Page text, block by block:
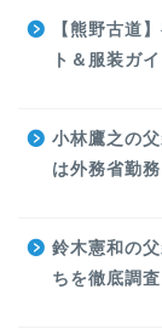
【熊野古道
ト＆服装ガ
小林鷹之の
は外務省勤務
鈴木憲和の
ちを徹底調査